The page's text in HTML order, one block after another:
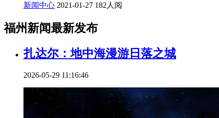
新闻中心 2021-01-27 182人阅
福州新闻最新发布
扎达尔：地中海漫游日落之城
2026-05-29 11:16:46